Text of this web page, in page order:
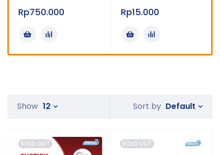
Rp750.000 Rp15.000
Sort by Default
Show 12
SOLD OUT SOLD OUT